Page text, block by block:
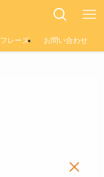
フレーズ お問い合わせ